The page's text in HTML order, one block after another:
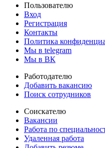
Пользователю
Вход
Регистрация
Контакты
Политика
Мы в telegram
Мы в ВК
Работодателю
Добавить вакансию
Поиск сотрудников
Соискателю
Вакансии
Работа по
Удаленная работа